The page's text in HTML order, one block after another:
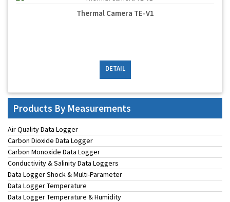
Thermal Camera TE-V1
DETAIL
Products By Measurements
Air Quality Data Logger
Carbon Dioxide Data Logger
Carbon Monoxide Data Logger
Conductivity & Salinity Data Loggers
Data Logger Shock & Multi-Parameter
Data Logger Temperature
Data Logger Temperature & Humidity